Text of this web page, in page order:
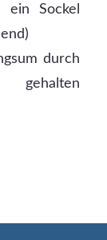
Sockel
durch
gehalten